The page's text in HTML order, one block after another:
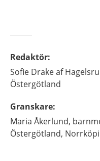
Redaktör:
Sofie Drake af
Östergötland
Granskare:
Maria Åkerlund,
Östergötland,